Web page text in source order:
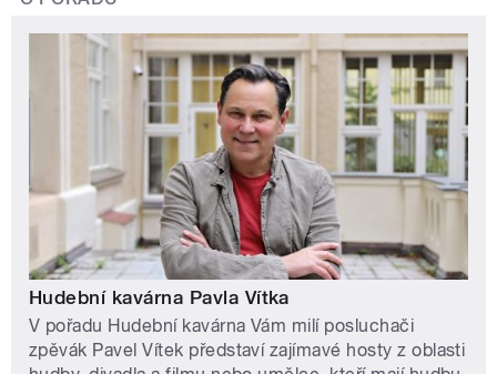
Hudební kavárna Pavla Vítka
V pořadu Hudební kavárna Vám milí posluchači
zpěvák Pavel Vítek představí zajímavé hosty z oblasti